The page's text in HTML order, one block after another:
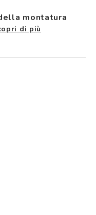
montatura
di più